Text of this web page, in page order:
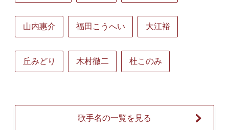
山内惠介 福田こうへい 大江裕
丘みどり 木村徹二 杜このみ
歌手名の一覧を見る